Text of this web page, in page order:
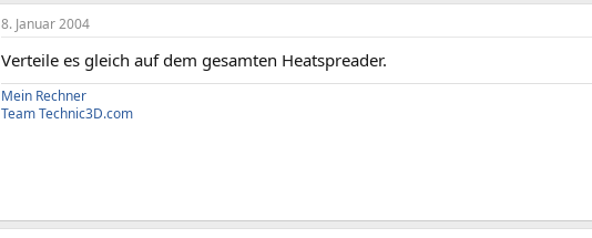
8. Januar 2004
Verteile es gleich auf dem gesamten Heatspreader.
Mein Rechner
Team Technic3D.com